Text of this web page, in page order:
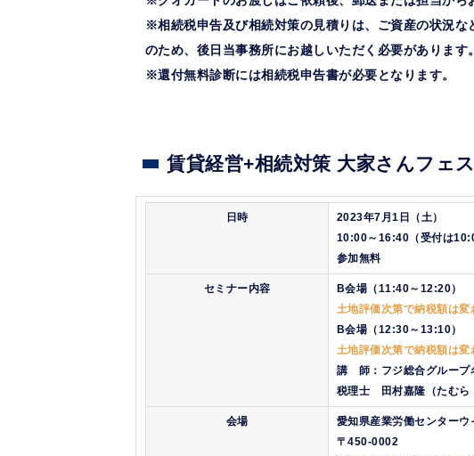
※相続税申告及び相続対策の見積りは、ご資産の状況
のため、後日当事務所にお越しいただく必要があります。
※還付無料診断には相続税申告書が必要となります。
賃貸経営+相続対策 大家さんフェ
日時
2023年7月1日（土）
10:00～16:40（受付は
参加無料
セミナー内容
B会場（11:40～12:20）
土地評価次第で納税額は
B会場（12:30～13:10）
土地評価次第で納税額は
講 師：フジ総合グループ
税理士 田村嘉隆（たむら
会場
愛知県産業労働センターウ
〒450-0002